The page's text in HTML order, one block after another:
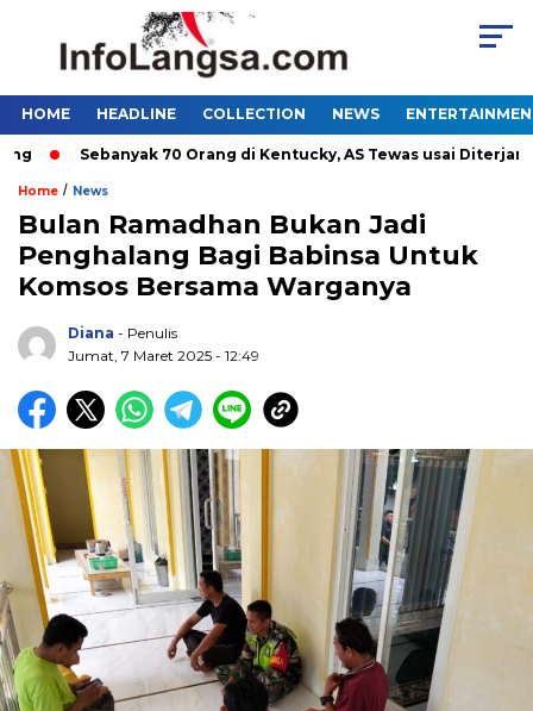
HOME HEADLINE COLLECTION NEWS
Sebanyak 70 Orang di Kentucky, AS Tewas usai Diterjang
Home / News
Bulan Ramadhan Bukan Jadi
Penghalang Bagi Babinsa Untuk
Komsos Bersama Warganya
Diana - Penulis
Jumat, 7 Maret 2025 - 12:49